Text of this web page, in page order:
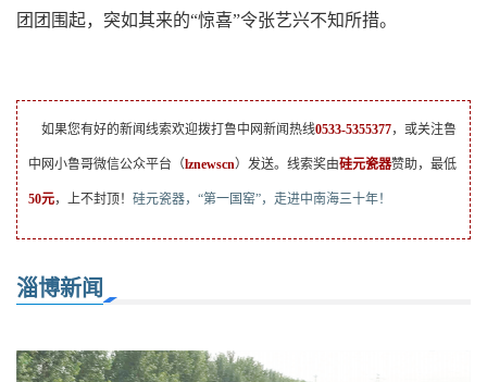
团团围起，突如其来的“惊喜”令张艺兴不知所措。
如果您有好的新闻线索欢迎拨打鲁中网新闻热线0533-5355377，或关注鲁
中网小鲁哥微信公众平台（lznewscn）发送。线索奖由硅元瓷器赞助，最低
50元，上不封顶！ 硅元瓷器，“第一国窑”，走进中南海三十年！
淄博新闻